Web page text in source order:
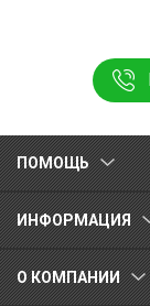
ПОМОЩЬ
ИНФОРМАЦИЯ
О КОМПАНИИ